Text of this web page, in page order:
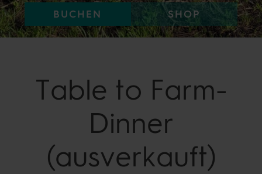
BUCHEN SHOP
Table to Farm-
Dinner
(ausverkauft)